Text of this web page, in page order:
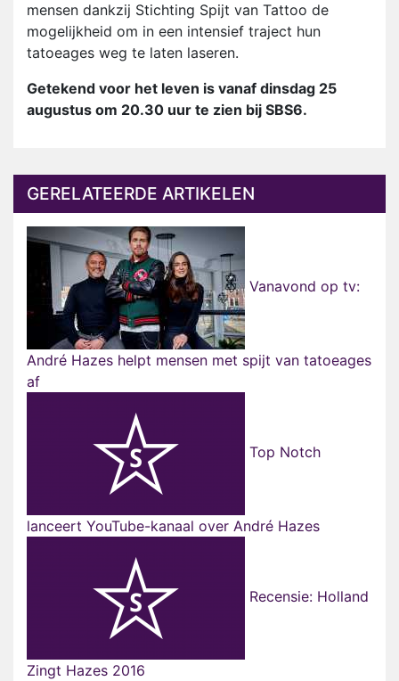
mensen dankzij Stichting Spijt van Tattoo de
mogelijkheid om in een intensief traject hun
tatoeages weg te laten laseren.
Getekend voor het leven is vanaf dinsdag 25
augustus om 20.30 uur te zien bij SBS6.
GERELATEERDE ARTIKELEN
Vanavond op tv:
André Hazes helpt mensen met spijt van tatoeages
af
Top Notch
lanceert YouTube-kanaal over André Hazes
Recensie: Holland
Zingt Hazes 2016